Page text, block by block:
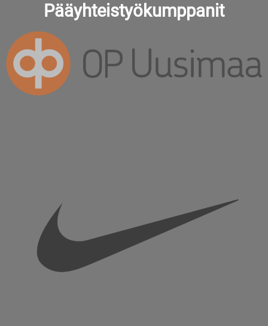
Pääyhteistyökumppanit